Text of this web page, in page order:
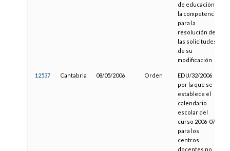
de educación
la competencia
para la
resolución de
las solicitudes
de su
modificación
12537 Cantabria 08/05/2006 Orden
EDU/32/2006
por la que se
establece el
calendario
escolar del
curso 2006-07
para los
centros
docentes no